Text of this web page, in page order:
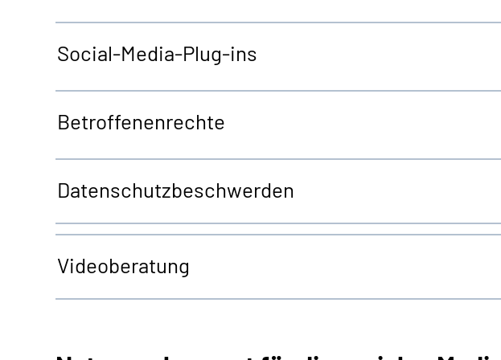
Social-Media-Plug-ins
Betroffenenrechte
Datenschutzbeschwerden
Videoberatung